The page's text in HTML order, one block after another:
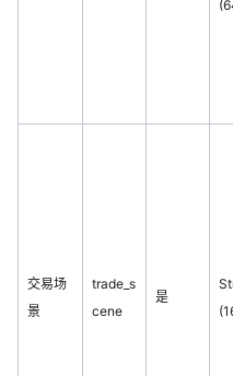
交易场
景
trade_s
cene
是